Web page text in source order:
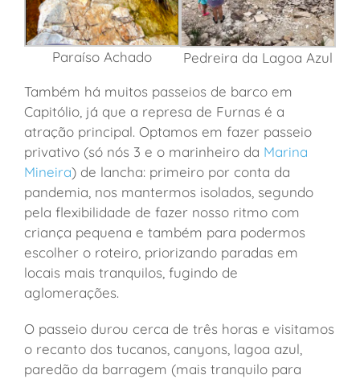
Paraíso Achado
Pedreira da Lagoa Azul
Também há muitos passeios de barco em
Capitólio, já que a represa de Furnas é a
atração principal. Optamos em fazer passeio
privativo (só nós 3 e o marinheiro da Marina
Mineira) de lancha: primeiro por conta da
pandemia, nos mantermos isolados, segundo
pela flexibilidade de fazer nosso ritmo com
criança pequena e também para podermos
escolher o roteiro, priorizando paradas em
locais mais tranquilos, fugindo de
aglomerações.
O passeio durou cerca de três horas e visitamos
o recanto dos tucanos, canyons, lagoa azul,
paredão da barragem (mais tranquilo para